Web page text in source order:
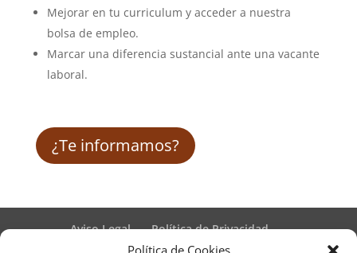
Política de Cookies
Mejorar en tu curriculum y acceder a nuestra
bolsa de empleo.
Marcar una diferencia sustancial ante una vacante
laboral.
¿Te informamos?
Aviso Legal
Política de Privacidad
Términos y condiciones – Contrato de matrícula